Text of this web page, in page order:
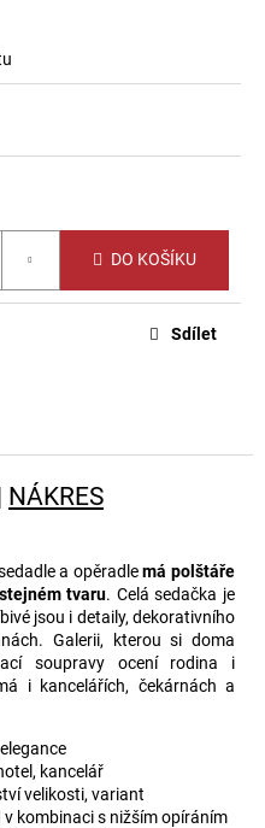
DO KOŠÍKU
Sdílet
NÁKRES
a opěradlemá polštáře
tvaru. Celá sedačka je
jsou i detaily, dekorativního
Galerii, kterou si doma
soupravy ocení rodina i
i kancelářích, čekárnách a
kancelář
velikosti, variant
kombinaci s nižším opíráním